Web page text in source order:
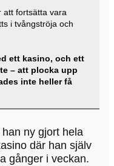
att fortsätta vara
i tvångströja och
ett kasino, och ett
– att plocka upp
inte heller få
ny gjort hela
där han själv
gånger i veckan.